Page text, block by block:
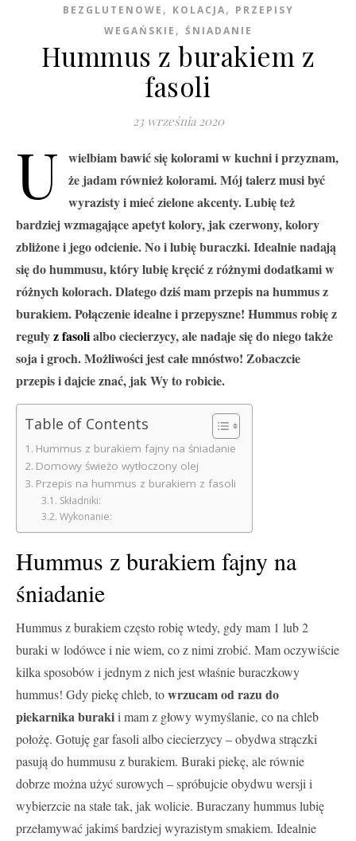
BEZGLUTENOWE , KOLACJA, PRZEPISY
WEGAŃSKIE , ŚNIADANIE
Hummus z burakiem z
fasoli
23 września 2020
U
wielbiam bawić się kolorami w kuchni i przyznam,
że jadam również kolorami. Mój talerz musi być
wyrazisty i mieć zielone akcenty. Lubię też
bardziej wzmagające apetyt kolory, jak czerwony, kolory
zbliżone i jego odcienie. No i lubię buraczki. Idealnie nadają
się do hummusu, który lubię kręcić z różnymi dodatkami w
różnych kolorach. Dlatego dziś mam przepis na hummus z
burakiem. Połączenie idealne i przepyszne! Hummus robię z
regułyz fasolialbo ciecierzycy, ale nadaje się do niego także
soja i groch. Możliwości jest całe mnóstwo! Zobaczcie
przepis i dajcie znać, jak Wy to robicie.
Table of Contents
Hummus z burakiem fajny na śniadanie
Domowy świeżo wytłoczony olej
Przepis na hummus z burakiem z fasoli
Składniki:
Wykonanie:
Hummus z burakiem fajny na
śniadanie
Hummus z burakiem często robię wtedy, gdy mam 1 lub 2
buraki w lodówce i nie wiem, co z nimi zrobić. Mam oczywiście
kilka sposobów i jednym z nich jest właśnie buraczkowy
hummus! Gdy piekę chleb, towrzucam od razu do
piekarnika burakii mam z głowy wymyślanie, co na chleb
położę. Gotuję gar fasoli albo ciecierzycy – obydwa strączki
pasują do hummusu z burakiem. Buraki piekę, ale równie
dobrze można użyć surowych – spróbujcie obydwu wersji i
wybierzcie na stałe tak, jak wolicie. Buraczany hummus lubię
przełamywać jakimś bardziej wyrazistym smakiem. Idealnie